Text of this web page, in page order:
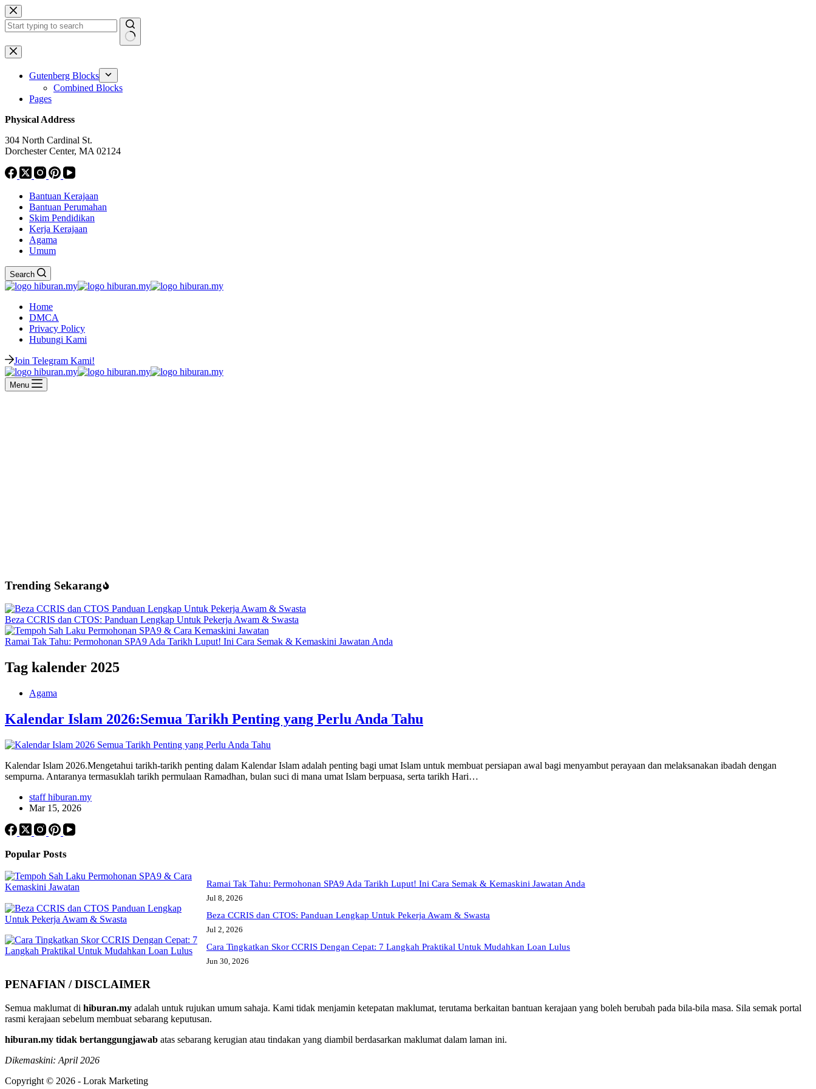
Skip
to
content
No
results
Gutenberg Blocks
Combined Blocks
Pages
Physical Address
304 North Cardinal St.
Dorchester Center, MA 02124
Bantuan Kerajaan
Bantuan Perumahan
Skim Pendidikan
Kerja Kerajaan
Agama
Umum
Search
Home
DMCA
Privacy Policy
Hubungi Kami
Join Telegram Kami!
Menu
Trending Sekarang
Beza CCRIS dan CTOS: Panduan Lengkap Untuk Pekerja Awam & Swasta
Ramai Tak Tahu: Permohonan SPA9 Ada Tarikh Luput! Ini Cara Semak & Kemaskini Jawatan Anda
Tag kalender 2025
Agama
Kalendar Islam 2026:Semua Tarikh Penting yang Perlu Anda Tahu
Kalendar Islam 2026.Mengetahui tarikh-tarikh penting dalam Kalendar Islam adalah penting bagi umat Islam untuk membuat persiapan awal bagi menyambut perayaan dan melaksanakan ibadah dengan
sempurna. Antaranya termasuklah tarikh permulaan Ramadhan, bulan suci di mana umat Islam berpuasa, serta tarikh Hari…
staff hiburan.my
Mar 15, 2026
Popular Posts
Ramai Tak Tahu: Permohonan SPA9 Ada Tarikh Luput! Ini Cara Semak & Kemaskini Jawatan Anda
Jul 8, 2026
Beza CCRIS dan CTOS: Panduan Lengkap Untuk Pekerja Awam & Swasta
Jul 2, 2026
Cara Tingkatkan Skor CCRIS Dengan Cepat: 7 Langkah Praktikal Untuk Mudahkan Loan Lulus
Jun 30, 2026
PENAFIAN / DISCLAIMER
Semua maklumat di hiburan.my adalah untuk rujukan umum sahaja. Kami tidak menjamin ketepatan maklumat, terutama berkaitan bantuan kerajaan yang boleh berubah pada bila-bila masa. Sila semak portal
rasmi kerajaan sebelum membuat sebarang keputusan.
hiburan.my tidak bertanggungjawab atas sebarang kerugian atau tindakan yang diambil berdasarkan maklumat dalam laman ini.
Dikemaskini: April 2026
Copyright © 2026 - Lorak Marketing